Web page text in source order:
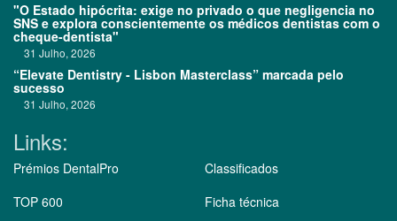
"O Estado hipócrita: exige no privado o que negligencia no
SNS e explora conscientemente os médicos dentistas com o
cheque-dentista"
31 Julho, 2026
“Elevate Dentistry - Lisbon Masterclass” marcada pelo
sucesso
31 Julho, 2026
Links:
Prémios DentalPro
TOP 600
Classificados
Ficha técnica